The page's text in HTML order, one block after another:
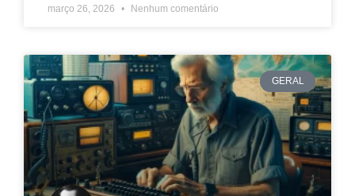
março 26, 2026 Nenhum comentário
GERAL